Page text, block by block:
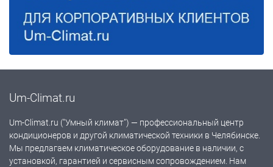
Um-Climat.ru
Um-Climat.ru ("Умный климат") — профессиональный центр
кондиционеров и другой климатической техники в Челябинске.
Мы предлагаем климатическое оборудование в наличии, с
установкой, гарантией и сервисным сопровождением. Нам